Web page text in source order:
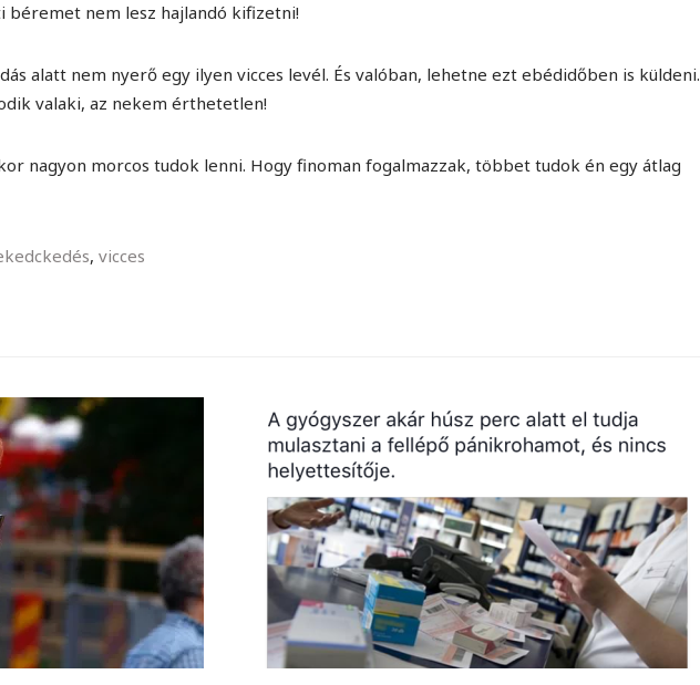
nem lesz hajlandó kifizetni!
alatt nem nyerő egy ilyen vicces levél. És valóban, lehetne ezt ebédidőben is küldeni.
valaki, az nekem érthetetlen!
nagyon morcos tudok lenni. Hogy finoman fogalmazzak, többet tudok én egy átlag
, vicces